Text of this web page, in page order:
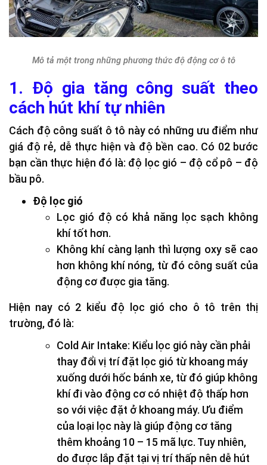
Mô tả một trong những phương thức độ động cơ ô tô
1. Độ gia tăng công suất theo
cách hút khí tự nhiên
Cách độ công suất ô tô này có những ưu điểm như
giá độ rẻ, dễ thực hiện và độ bền cao. Có 02 bước
bạn cần thực hiện đó là: độ lọc gió – độ cổ pô – độ
bầu pô.
Độ lọc gió
Lọc gió độ có khả năng lọc sạch không
khí tốt hơn.
Không khí càng lạnh thì lượng oxy sẽ cao
hơn không khí nóng, từ đó công suất của
động cơ được gia tăng.
Hiện nay có 2 kiểu độ lọc gió cho ô tô trên thị
trường, đó là:
Cold Air Intake: Kiểu lọc gió này cần phải
thay đổi vị trí đặt lọc gió từ khoang máy
xuống dưới hốc bánh xe, từ đó giúp không
khí đi vào động cơ có nhiệt độ thấp hơn
so với việc đặt ở khoang máy. Ưu điểm
của loại lọc này là giúp động cơ tăng
thêm khoảng 10 – 15 mã lực. Tuy nhiên,
do được lắp đặt tại vị trí thấp nên dễ hút